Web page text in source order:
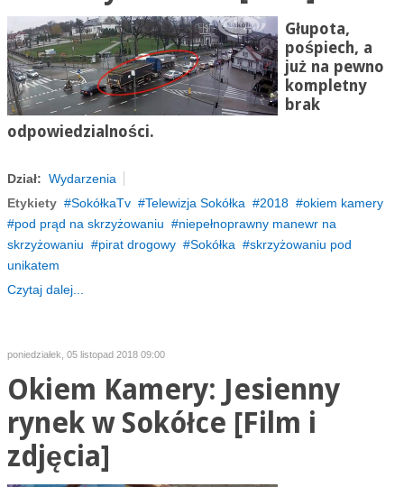
Głupota,
pośpiech, a
już na pewno
kompletny
brak
odpowiedzialności.
Dział: Wydarzenia
Etykiety
SokółkaTv Telewizja Sokółka 2018
okiem kamery
pod prąd na skrzyżowaniu
niepełnoprawny manewr na
skrzyżowaniu
pirat drogowy Sokółka
skrzyżowaniu pod
unikatem
Czytaj dalej...
poniedziałek, 05 listopad 2018 09:00
Okiem Kamery: Jesienny
rynek w Sokółce [Film i
zdjęcia]